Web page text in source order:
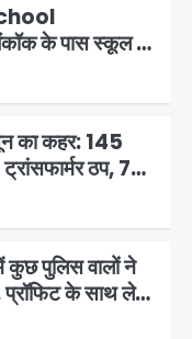
के पास स्कूल में
फायरिंग, हमलावर
15 घायल
का कहर: 145
ठप, 798
कुछ पुलिस वालों ने
प्रॉफिट के साथ लेते